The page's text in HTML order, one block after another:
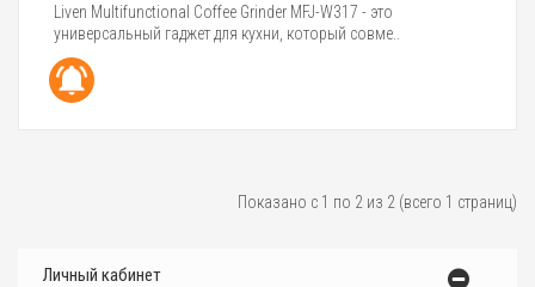
Liven Multifunctional Coffee Grinder MFJ-W317 - это
универсальный гаджет для кухни, который совме..
Показано с 1 по 2 из 2 (всего 1 страниц)
Личный кабинет